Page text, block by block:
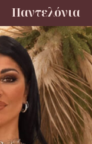
Παντελόνια